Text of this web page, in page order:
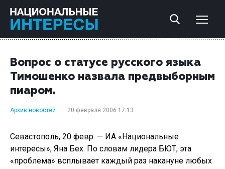
Вопрос о статусе русского языка
Тимошенко назвала предвыборным
пиаром.
Архив новостей 20 февраля 2006 17:13
Севастополь, 20 февр. — ИА «Национальные
интересы», Яна Бех. По словам лидера БЮТ, эта
«проблема» всплывает каждый раз накануне любых